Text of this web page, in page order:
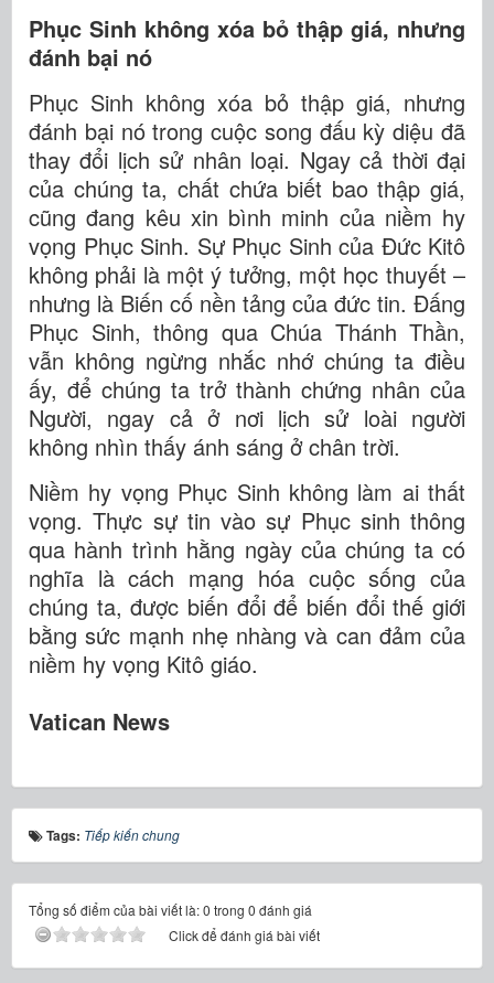
Phục Sinh không xóa bỏ thập giá, nhưng
đánh bại nó
Phục Sinh không xóa bỏ thập giá, nhưng
đánh bại nó trong cuộc song đấu kỳ diệu đã
thay đổi lịch sử nhân loại. Ngay cả thời đại
của chúng ta, chất chứa biết bao thập giá,
cũng đang kêu xin bình minh của niềm hy
vọng Phục Sinh. Sự Phục Sinh của Đức Kitô
không phải là một ý tưởng, một học thuyết –
nhưng là Biến cố nền tảng của đức tin. Đấng
Phục Sinh, thông qua Chúa Thánh Thần,
vẫn không ngừng nhắc nhớ chúng ta điều
ấy, để chúng ta trở thành chứng nhân của
Người, ngay cả ở nơi lịch sử loài người
không nhìn thấy ánh sáng ở chân trời.
Niềm hy vọng Phục Sinh không làm ai thất
vọng. Thực sự tin vào sự Phục sinh thông
qua hành trình hằng ngày của chúng ta có
nghĩa là cách mạng hóa cuộc sống của
chúng ta, được biến đổi để biến đổi thế giới
bằng sức mạnh nhẹ nhàng và can đảm của
niềm hy vọng Kitô giáo.
Vatican News
Tags: Tiếp kiến chung
Tổng số điểm của bài viết là: 0 trong 0 đánh giá
Click để đánh giá bài viết